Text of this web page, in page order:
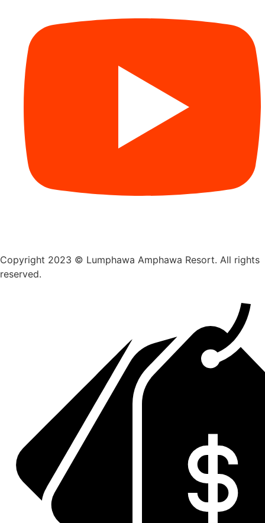
Copyright 2023 © Lumphawa Amphawa Resort. All rights
reserved.